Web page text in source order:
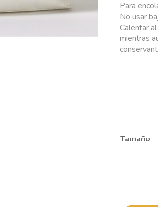
Para
No usar
Calentar
mientras
Tamaño